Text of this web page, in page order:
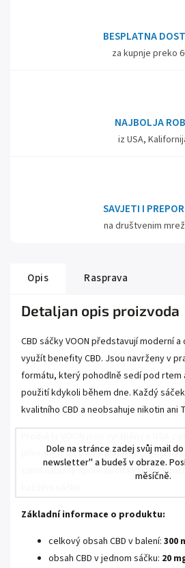
Dole na stránce zadej svůj mail
newsletter" a budeš v obraze.
měsíčně.
BESPLATNA
za kupnje preko
NAJBOLJA
iz USA,
SAVJETI I
na društvenim
Opis Rasprava
Detaljan opis proizvoda
CBD sáčky VOON představují moderní
využít benefity CBD. Jsou navrženy v
formátu, který pohodlně sedí pod rtem
použití kdykoli během dne. Každý
kvalitního CBD a neobsahuje nikotin ani
přírodních surovin a obsahují prémiový
tomu nabízejí spolehlivou kvalitu a
Základní informace o produktu:
celkový obsah CBD v balení: 300
obsah CBD v jednom sáčku: 20